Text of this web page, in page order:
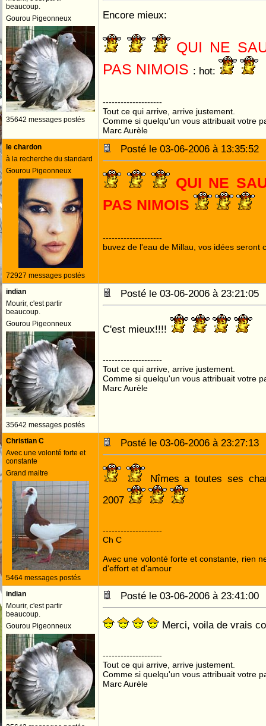
beaucoup.
Gourou Pigeonneux
35642 messages postés
Encore mieux:
hot:
--------------------
Tout ce qui arrive, arrive justement.
Comme si quelqu'un vous attribuait votre
Marc Aurèle
le chardon
à la recherche du standard
Gourou Pigeonneux
72927 messages postés
Posté le 03-06-2006 à
QUI NE
PAS NIMOIS
--------------------
buvez de l'eau de Millau, vos idées seront
indian
Mourir, c'est partir
beaucoup.
Gourou Pigeonneux
35642 messages postés
Posté le 03-06-2006 à
C'est mieux!!!!
--------------------
Tout ce qui arrive, arrive justement.
Comme si quelqu'un vous attribuait votre
Marc Aurèle
Christian C
Avec une volonté forte et
constante
Grand maitre
5464 messages postés
Posté le 03-06-2006 à
Nîmes a toutes ses
2007
--------------------
Ch C
Avec une volonté forte et constante, rien
d'effort et d'amour
indian
Mourir, c'est partir
beaucoup.
Gourou Pigeonneux
Posté le 03-06-2006 à
Merci, voila de vrais
--------------------
Tout ce qui arrive, arrive justement.
Comme si quelqu'un vous attribuait votre
Marc Aurèle